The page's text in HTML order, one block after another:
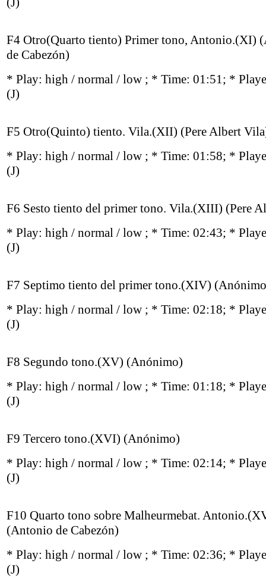
F4 Otro(Quarto tiento) Primer tono, Antonio.(XI)
de Cabezón)
* Play: high / normal / low ; * Time: 01:51; *
(J)
F5 Otro(Quinto) tiento. Vila.(XII) (Pere Albert
* Play: high / normal / low ; * Time: 01:58; *
(J)
F6 Sesto tiento del primer tono. Vila.(XIII) (Pere
* Play: high / normal / low ; * Time: 02:43; *
(J)
F7 Septimo tiento del primer tono.(XIV)
* Play: high / normal / low ; * Time: 02:18; *
(J)
F8 Segundo tono.(XV) (Anónimo)
* Play: high / normal / low ; * Time: 01:18; *
(J)
F9 Tercero tono.(XVI) (Anónimo)
* Play: high / normal / low ; * Time: 02:14; *
(J)
F10 Quarto tono sobre Malheurmebat.
(Antonio de Cabezón)
* Play: high / normal / low ; * Time: 02:36; *
(J)